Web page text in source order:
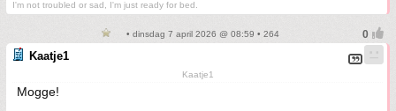
I'm not troubled or sad, I'm just ready for bed.
• dinsdag 7 april 2026 @ 08:59 • 264
Kaatje1
Kaatje1
Mogge!